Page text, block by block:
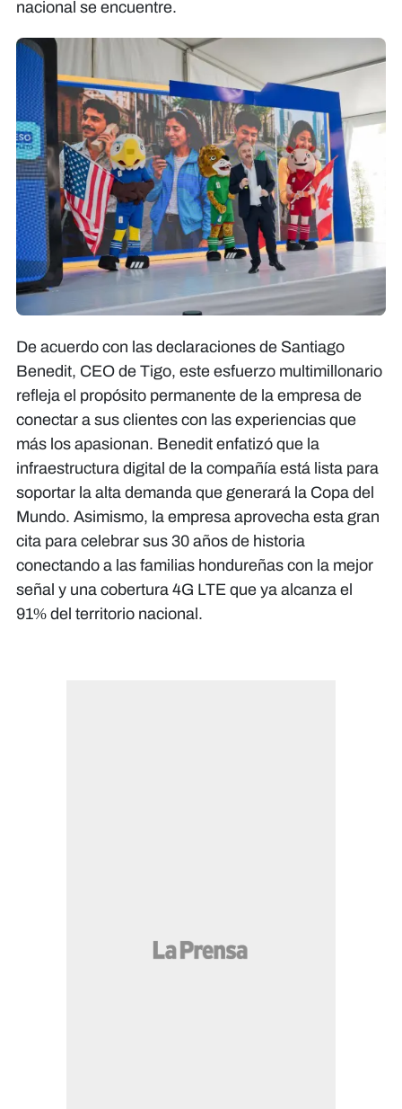
nacional se encuentre.
De acuerdo con las declaraciones de Santiago
Benedit, CEO de Tigo, este esfuerzo multimillonario
refleja el propósito permanente de la empresa de
conectar a sus clientes con las experiencias que
más los apasionan. Benedit enfatizó que la
infraestructura digital de la compañía está lista para
soportar la alta demanda que generará la Copa del
Mundo. Asimismo, la empresa aprovecha esta gran
cita para celebrar sus 30 años de historia
conectando a las familias hondureñas con la mejor
señal y una cobertura 4G LTE que ya alcanza el
91% del territorio nacional.